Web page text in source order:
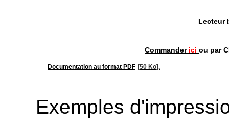
Lecteur
Commanderici ou par
Documentation au format PDF [50 Ko].
Exemples